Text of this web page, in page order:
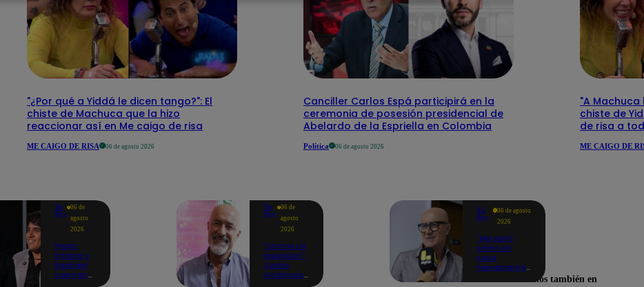
"¿Por qué a Yiddá le dicen tango?": El
chiste de Machuca que la hizo
reaccionar así en Me caigo de risa
ME CAIGO DE RISA 06 de agosto 2026
Canciller Carlos Espá participirá en la
ceremonia de posesión presidencial de
Abelardo de la Espriella en Colombia
Política 06 de agosto 2026
"A Machuca
chiste de
de risa a
ME CAIGO DE
Yo
Soy
06 de
agosto
2026
Pedro
Infante y
Raphael
cuentan
Yo
Soy
06 de
agosto
2026
"Somos un
equipazo":
Carlos
Alcántara
Yo
Soy
06 de agosto
2026
"Me sentí
como en
casa
nuevamente":
Encuéntranos también en